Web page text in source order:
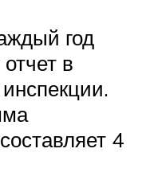
год
в
4